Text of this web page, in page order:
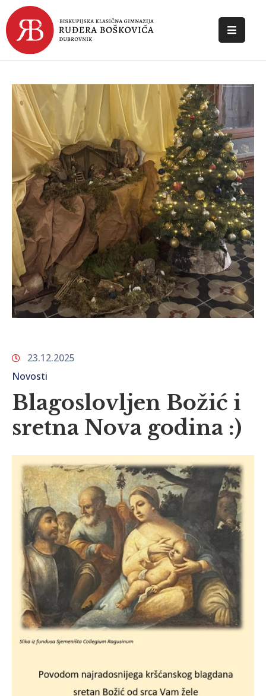
POČETNA
ŠKOLI
DOKUMENTI
NOVOSTI
KONTAKT
23.12.2025
Novosti
Blagoslovljen Božić i
sretna Nova godina :)